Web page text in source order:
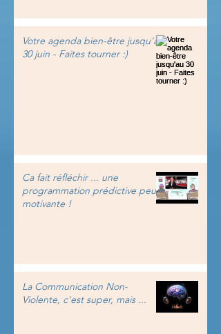
Votre agenda bien-être jusqu'au
30 juin - Faites tourner :)
Ca fait réfléchir ... une
programmation prédictive peu
motivante !
La Communication Non-
Violente, c'est super, mais ...